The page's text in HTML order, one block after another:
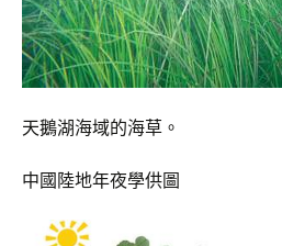
天鵝湖海域的海草。
中國陸地年夜學供圖